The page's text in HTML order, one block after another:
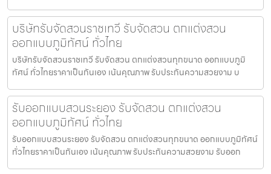
บริษัทรับจัดสวนราชเทวี รับจัดสวน ตกแต่งสวน
ออกแบบภูมิทัศน์ ทั่วไทย
บริษัทรับจัดสวนราชเทวี รับจัดสวน ตกแต่งสวนทุกขนาด ออกแบบภูมิ
ทัศน์ ทั่วไทยราคาเป็นกันเอง เน้นคุณภาพ รับประกันความสวยงาม บ
รับออกแบบสวนระยอง รับจัดสวน ตกแต่งสวน
ออกแบบภูมิทัศน์ ทั่วไทย
รับออกแบบสวนระยอง รับจัดสวน ตกแต่งสวนทุกขนาด ออกแบบภูมิทัศน์
ทั่วไทยราคาเป็นกันเอง เน้นคุณภาพ รับประกันความสวยงาม รับออก